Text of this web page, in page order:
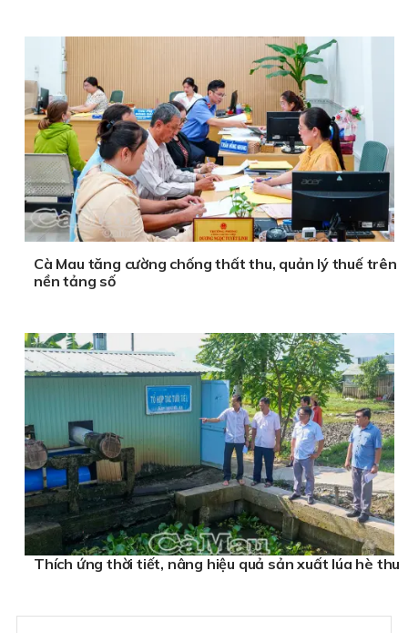
Cà Mau tăng cường chống thất thu, quản lý thuế trên
nền tảng số
Thích ứng thời tiết, nâng hiệu quả sản xuất lúa hè thu